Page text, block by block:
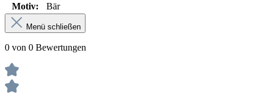
Motiv:
Bär
Menü schließen
0 von 0 Bewertungen